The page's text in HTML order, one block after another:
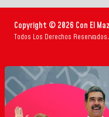
Copyright © 2026 Con El
Todos Los Derechos